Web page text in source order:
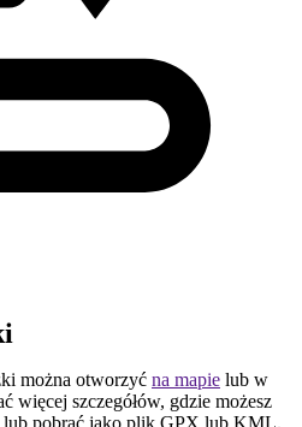
można otworzyć na mapie lub w
więcej szczegółów, gdzie możesz
lub pobrać jako plik GPX lub KML.